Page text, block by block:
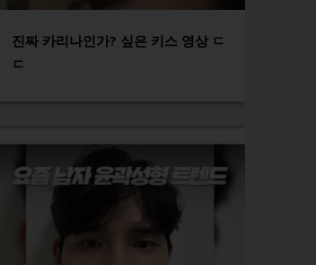
진짜 카리나인가? 싶은 키스 영상 ㄷ
ㄷ